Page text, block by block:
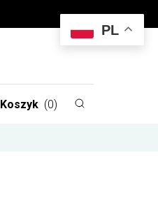
Koszyk (0)
PL